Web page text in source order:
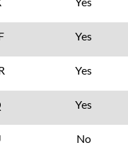
Yes
Yes
Yes
No